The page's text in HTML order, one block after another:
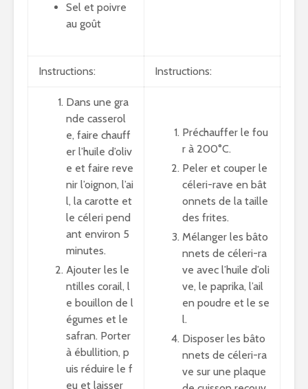
Sel et poivre
au goût
Instructions: Instructions:
Dans une gra
nde casserol
e, faire chauff
er l’huile d’oliv
e et faire reve
nir l’oignon, l’ai
l, la carotte et
le céleri pend
ant environ 5
minutes.
Ajouter les le
ntilles corail, l
e bouillon de l
égumes et le
safran. Porter
à ébullition, p
uis réduire le f
eu et laisser
Préchauffer le fou
r à 200°C.
Peler et couper le
céleri-rave en bât
onnets de la taille
des frites.
Mélanger les bâto
nnets de céleri-ra
ve avec l’huile d’oli
ve, le paprika, l’ail
en poudre et le se
l.
Disposer les bâto
nnets de céleri-ra
ve sur une plaque